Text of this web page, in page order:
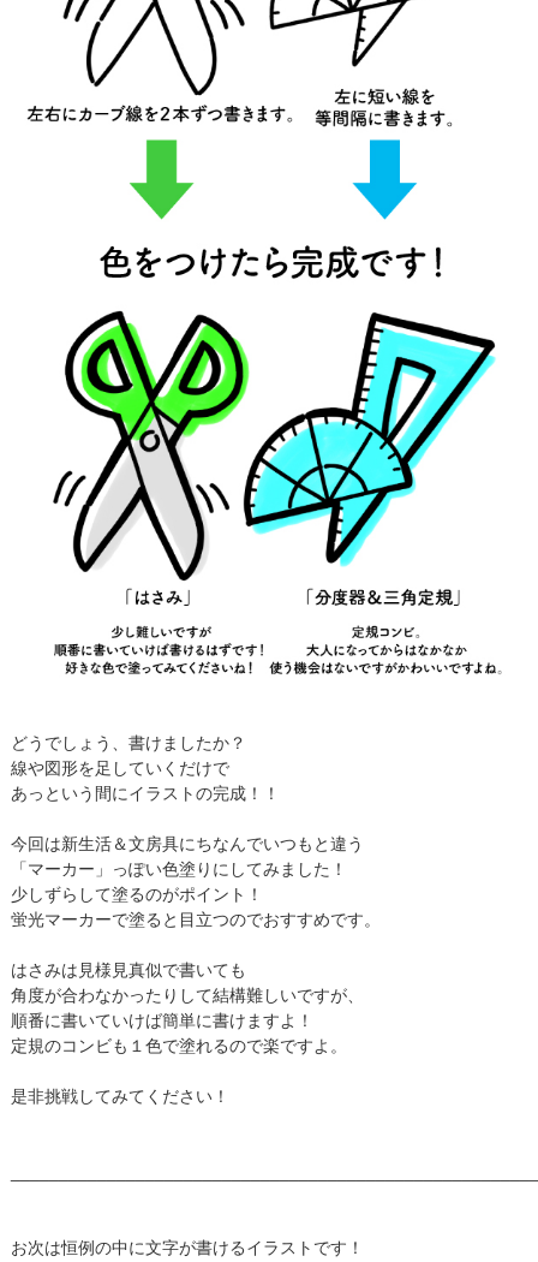
どうでしょう、書けましたか？
線や図形を足していくだけで
あっという間にイラストの完成！！
今回は新生活＆文房具にちなんでいつもと違う
「マーカー」っぽい色塗りにしてみました！
少しずらして塗るのがポイント！
蛍光マーカーで塗ると目立つのでおすすめです。
はさみは見様見真似で書いても
角度が合わなかったりして結構難しいですが、
順番に書いていけば簡単に書けますよ！
定規のコンビも１色で塗れるので楽ですよ。
是非挑戦してみてください！
お次は恒例の中に文字が書けるイラストです！